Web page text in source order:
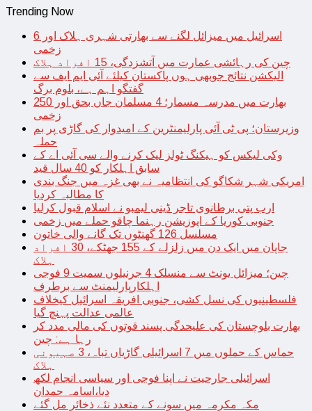
Trending Now
اسرائیل میں میزائل لگنے سے بھارتی شہری ہلاک اور 6
زخمی
چین کی رہائشی عمارت میں آتشزدگی، 15 افراد ہلاک
الیکشن نتائج جوبھی ہوں پاکستان کیلئے آئی ایم ایف سے
گفتگو اہم ہے، بلوم برگ
بھارت میں مدرسہ مسمار؛ 4 مسلمان جاں بحق اور 250
زخمی
وزیرستان؛ پی ٹی آئی پارلیمنٹرین کے امیدوار کی گاڑی پر بم
حملہ
وکی لیکس کو ہیکنگ ٹولز لیک کرنے والے سی آئی اے کے
سابق اہلکار کو 40 سال قید
امریکی شہر شکاگو کی انتظامیہ نے بھی غزہ میں جنگ بندی
کا مطالبہ کردیا
ارب پتی برطانوی تاجر ڈینی لیمبو نے اسلام قبول کرلیا
جنوبی کوریا کے اپوزیشن رہنما چاقو حملے میں زخمی
مسلسل 126 گھنٹوں تک گانے والی خاتون
جاپان میں ایک دن میں زلزلے کے 155 جھٹکے، 30 افراد
ہلاک
چین؛ میزائل یونٹ سے منسلک 4 جرنیلوں سمیت 9 فوجی
اہلکارپارلیمنٹ سے برطرف
فلسطینیوں کی نسل کشی، جنوبی افریقہ اسرائیل کیخلاف
عالمی عدالت پہنچ گیا
بھارت بلوچستان کی علیحدگی پسند قوتوں کی مالی مدد کر
رہا ہے: چین
حماس کے حملوں میں 7 اسرائیلی گاڑیاں تباہ، 3 صہیونی
ہلاک
اسرائیلی جارحیت نے اپنا فوجی اور سیاسی انجام لکھ
دیا،اسامہ حمدان
مکہ مکرمہ میں سونے کے متعدد نئے ذخائر مل گئے